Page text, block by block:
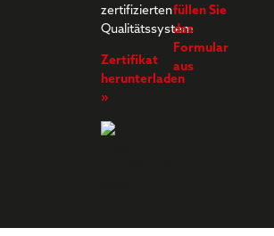
zertifizierten
Qualitätssystem
Zertifikat
herunterladen
»
füllen Sie
das
Formular
aus